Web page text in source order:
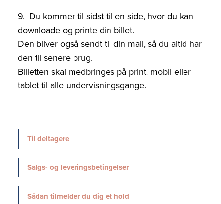
Du kommer til sidst til en side, hvor du kan
downloade og printe din billet.
Den bliver også sendt til din mail, så du altid har
den til senere brug.
Billetten skal medbringes på print, mobil eller
tablet til alle undervisningsgange.
Til deltagere
Salgs- og leveringsbetingelser
Sådan tilmelder du dig et hold